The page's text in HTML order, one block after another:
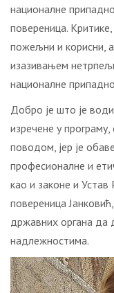
националне
повереница.
пожељни и корисни,
изазивањем
националне
Добро је што је
изречене у
поводом, јер је
професионалне и
као и законе и Устав
повереница
државних органа да
надлежностима.